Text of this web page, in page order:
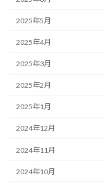
2025年5月
2025年4月
2025年3月
2025年2月
2025年1月
2024年12月
2024年11月
2024年10月